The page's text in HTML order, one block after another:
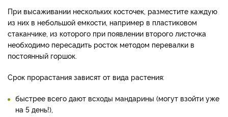
При высаживании нескольких косточек, разместите каждую
из них в небольшой емкости, например в пластиковом
стаканчике, из которого при появлении второго листочка
необходимо пересадить росток методом перевалки в
постоянный горшок.
Срок прорастания зависят от вида растения:
быстрее всего дают всходы мандарины (могут взойти уже
на 5 день!),